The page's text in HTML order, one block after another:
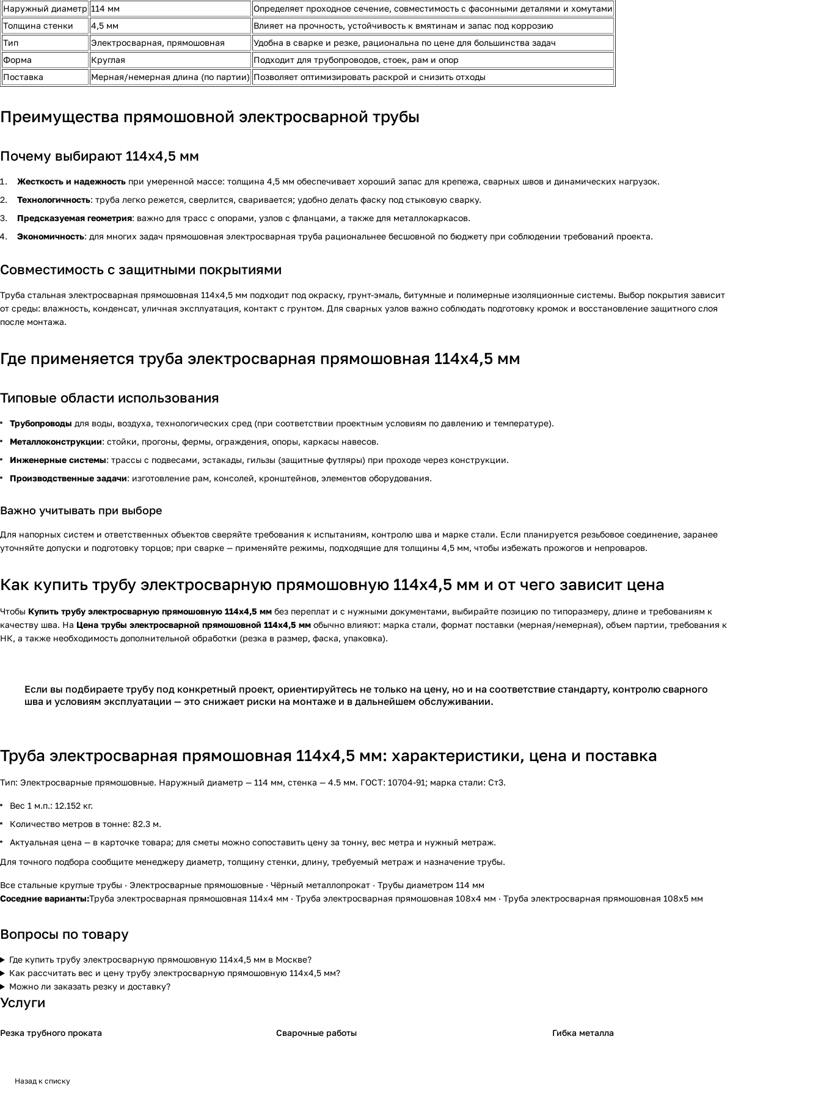
Наружный диаметр 114 мм
Определяет проходное сечение, совместимость с фасонными деталями и хомутами
Толщина стенки
4,5 мм
Влияет на прочность, устойчивость к вмятинам и запас под коррозию
Тип
Электросварная, прямошовная
Удобна в сварке и резке, рациональна по цене для большинства задач
Форма
Круглая
Подходит для трубопроводов, стоек, рам и опор
Поставка
Мерная/немерная длина (по партии) Позволяет оптимизировать раскрой и снизить отходы
Преимущества прямошовной электросварной трубы
Почему выбирают 114х4,5 мм
Жесткость и надежность при умеренной массе: толщина 4,5 мм обеспечивает хороший запас для крепежа, сварных швов и динамических нагрузок.
Технологичность: труба легко режется, сверлится, сваривается; удобно делать фаску под стыковую сварку.
Предсказуемая геометрия: важно для трасс с опорами, узлов с фланцами, а также для металлокаркасов.
Экономичность: для многих задач прямошовная электросварная труба рациональнее бесшовной по бюджету при соблюдении требований проекта.
Совместимость с защитными покрытиями
Труба стальная электросварная прямошовная 114х4,5 мм подходит под окраску, грунт-эмаль, битумные и полимерные изоляционные системы. Выбор покрытия зависит
от среды: влажность, конденсат, уличная эксплуатация, контакт с грунтом. Для сварных узлов важно соблюдать подготовку кромок и восстановление защитного слоя
после монтажа.
Где применяется труба электросварная прямошовная 114х4,5 мм
Типовые области использования
Трубопроводы для воды, воздуха, технологических сред (при соответствии проектным условиям по давлению и температуре).
Металлоконструкции: стойки, прогоны, фермы, ограждения, опоры, каркасы навесов.
Инженерные системы: трассы с подвесами, эстакады, гильзы (защитные футляры) при проходе через конструкции.
Производственные задачи: изготовление рам, консолей, кронштейнов, элементов оборудования.
Важно учитывать при выборе
Для напорных систем и ответственных объектов сверяйте требования к испытаниям, контролю шва и марке стали. Если планируется резьбовое соединение, заранее
уточняйте допуски и подготовку торцов; при сварке — применяйте режимы, подходящие для толщины 4,5 мм, чтобы избежать прожогов и непроваров.
Как купить трубу электросварную прямошовную 114х4,5 мм и от чего зависит цена
Чтобы Купить трубу электросварную прямошовную 114х4,5 мм без переплат и с нужными документами, выбирайте позицию по типоразмеру, длине и требованиям к
качеству шва. На Цена трубы электросварной прямошовной 114х4,5 мм обычно влияют: марка стали, формат поставки (мерная/немерная), объем партии, требования к
НК, а также необходимость дополнительной обработки (резка в размер, фаска, упаковка).
Если вы подбираете трубу под конкретный проект, ориентируйтесь не только на цену, но и на соответствие стандарту, контролю сварного
шва и условиям эксплуатации — это снижает риски на монтаже и в дальнейшем обслуживании.
Труба электросварная прямошовная 114х4,5 мм: характеристики, цена и поставка
Тип: Электросварные прямошовные. Наружный диаметр — 114 мм, стенка — 4.5 мм. ГОСТ: 10704-91; марка стали: Ст3.
Вес 1 м.п.: 12.152 кг.
Количество метров в тонне: 82.3 м.
Актуальная цена — в карточке товара; для сметы можно сопоставить цену за тонну, вес метра и нужный метраж.
Для точного подбора сообщите менеджеру диаметр, толщину стенки, длину, требуемый метраж и назначение трубы.
Все стальные круглые трубы · Электросварные прямошовные · Чёрный металлопрокат · Трубы диаметром 114 мм
Соседние варианты:Труба электросварная прямошовная 114х4 мм · Труба электросварная прямошовная 108х4 мм · Труба электросварная прямошовная 108х5 мм
Вопросы по товару
Где купить трубу электросварную прямошовную 114х4,5 мм в Москве?
Как рассчитать вес и цену трубу электросварную прямошовную 114х4,5 мм?
Можно ли заказать резку и доставку?
Услуги
Резка трубного проката Сварочные работы Гибка металла
Назад к списку